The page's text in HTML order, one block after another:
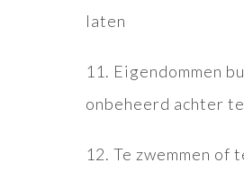
laten
11. Eigendommen
onbeheerd achter
12. Te zwemmen of